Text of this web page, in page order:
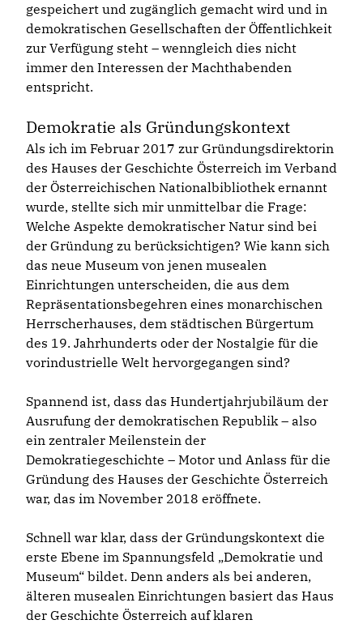
gespeichert und zugänglich gemacht wird und in
demokratischen Gesellschaften der Öffentlichkeit
zur Verfügung steht – wenngleich dies nicht
immer den Interessen der Machthabenden
entspricht.
Demokratie als Gründungskontext
Als ich im Februar 2017 zur Gründungsdirektorin
des Hauses der Geschichte Österreich im Verband
der Österreichischen Nationalbibliothek ernannt
wurde, stellte sich mir unmittelbar die Frage:
Welche Aspekte demokratischer Natur sind bei
der Gründung zu berücksichtigen? Wie kann sich
das neue Museum von jenen musealen
Einrichtungen unterscheiden, die aus dem
Repräsentationsbegehren eines monarchischen
Herrscherhauses, dem städtischen Bürgertum
des 19. Jahrhunderts oder der Nostalgie für die
vorindustrielle Welt hervorgegangen sind?
Spannend ist, dass das Hundertjahrjubiläum der
Ausrufung der demokratischen Republik – also
ein zentraler Meilenstein der
Demokratiegeschichte – Motor und Anlass für die
Gründung des Hauses der Geschichte Österreich
war, das im November 2018 eröffnete.
Schnell war klar, dass der Gründungskontext die
erste Ebene im Spannungsfeld „Demokratie und
Museum“ bildet. Denn anders als bei anderen,
älteren musealen Einrichtungen basiert das Haus
der Geschichte Österreich auf klaren